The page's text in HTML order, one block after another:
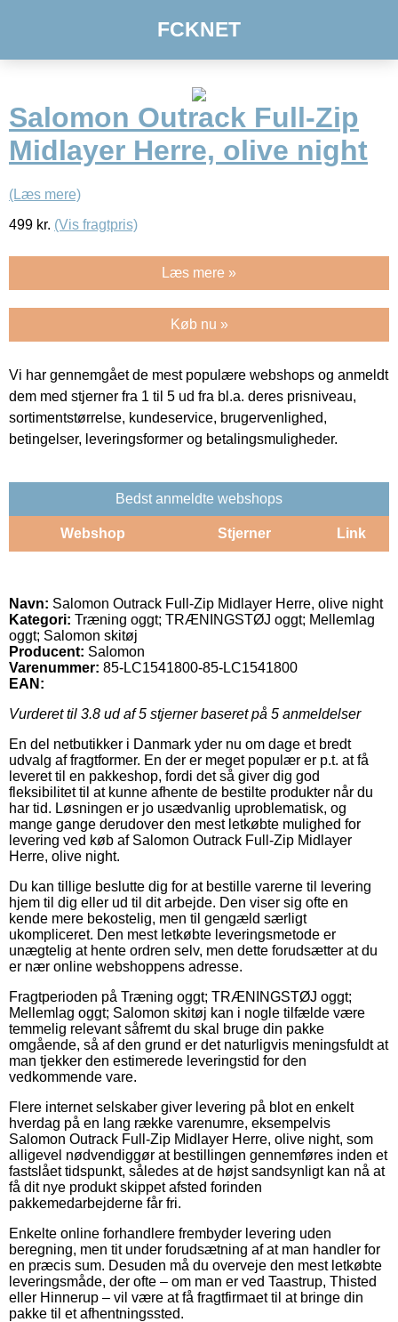
FCKNET
Salomon Outrack Full-Zip
Midlayer Herre, olive night
(Læs mere)
499 kr. (Vis fragtpris)
Læs mere »
Køb nu »
Vi har gennemgået de mest populære webshops og anmeldt
dem med stjerner fra 1 til 5 ud fra bl.a. deres prisniveau,
sortimentstørrelse, kundeservice, brugervenlighed,
betingelser, leveringsformer og betalingsmuligheder.
Bedst anmeldte webshops
Webshop Stjerner Link
Navn: Salomon Outrack Full-Zip Midlayer Herre, olive night
Kategori: Træning oggt; TRÆNINGSTØJ oggt; Mellemlag
oggt; Salomon skitøj
Producent: Salomon
Varenummer: 85-LC1541800-85-LC1541800
EAN:
Vurderet til 3.8 ud af 5 stjerner baseret på 5 anmeldelser
En del netbutikker i Danmark yder nu om dage et bredt
udvalg af fragtformer. En der er meget populær er p.t. at få
leveret til en pakkeshop, fordi det så giver dig god
fleksibilitet til at kunne afhente de bestilte produkter når du
har tid. Løsningen er jo usædvanlig uproblematisk, og
mange gange derudover den mest letkøbte mulighed for
levering ved køb af Salomon Outrack Full-Zip Midlayer
Herre, olive night.
Du kan tillige beslutte dig for at bestille varerne til levering
hjem til dig eller ud til dit arbejde. Den viser sig ofte en
kende mere bekostelig, men til gengæld særligt
ukompliceret. Den mest letkøbte leveringsmetode er
unægtelig at hente ordren selv, men dette forudsætter at du
er nær online webshoppens adresse.
Fragtperioden på Træning oggt; TRÆNINGSTØJ oggt;
Mellemlag oggt; Salomon skitøj kan i nogle tilfælde være
temmelig relevant såfremt du skal bruge din pakke
omgående, så af den grund er det naturligvis meningsfuldt at
man tjekker den estimerede leveringstid for den
vedkommende vare.
Flere internet selskaber giver levering på blot en enkelt
hverdag på en lang række varenumre, eksempelvis
Salomon Outrack Full-Zip Midlayer Herre, olive night, som
alligevel nødvendiggør at bestillingen gennemføres inden et
fastslået tidspunkt, således at de højst sandsynligt kan nå at
få dit nye produkt skippet afsted forinden
pakkemedarbejderne får fri.
Enkelte online forhandlere frembyder levering uden
beregning, men tit under forudsætning af at man handler for
en præcis sum. Desuden må du overveje den mest letkøbte
leveringsmåde, der ofte – om man er ved Taastrup, Thisted
eller Hinnerup – vil være at få fragtfirmaet til at bringe din
pakke til et afhentningssted.